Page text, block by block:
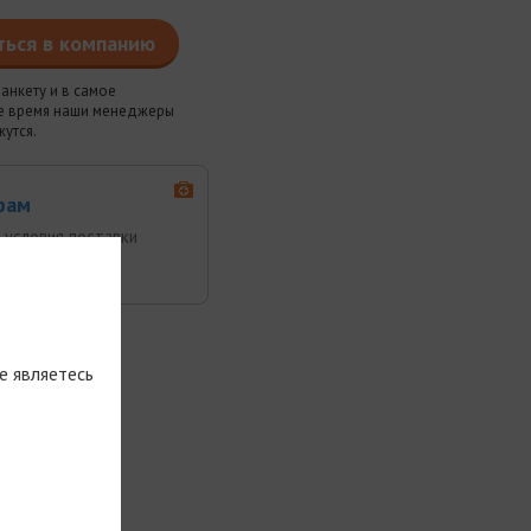
в компанию
и в самое
время наши менеджеры
поставки
являетесь